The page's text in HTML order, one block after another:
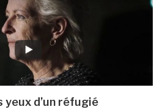
yeux d’un réfugié